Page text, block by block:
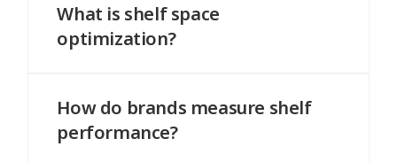
execution, using data, and prioritizing
high-impact improvements.
What is shelf space
optimization?
placement, visibility, and availability to
increase sales.
How do brands measure shelf
performance?